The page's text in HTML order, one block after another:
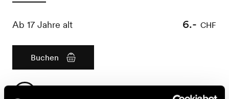
Ab 17 Jahre alt 6.- CHF
Buchen